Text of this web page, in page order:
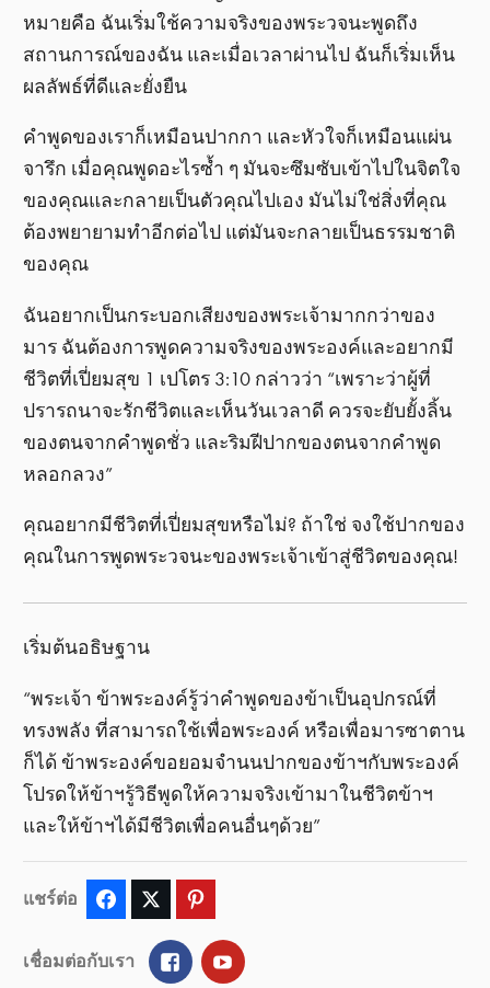
หมายคือ ฉันเริ่มใช้ความจริงของพระวจนะพูดถึง
สถานการณ์ของฉัน และเมื่อเวลาผ่านไป ฉันก็เริ่มเห็น
ผลลัพธ์ที่ดีและยั่งยืน
คำพูดของเราก็เหมือนปากกา และหัวใจก็เหมือนแผ่น
จารึก เมื่อคุณพูดอะไรซ้ำ ๆ มันจะซึมซับเข้าไปในจิตใจ
ของคุณและกลายเป็นตัวคุณไปเอง มันไม่ใช่สิ่งที่คุณ
ต้องพยายามทำอีกต่อไป แต่มันจะกลายเป็นธรรมชาติ
ของคุณ
ฉันอยากเป็นกระบอกเสียงของพระเจ้ามากกว่าของ
มาร ฉันต้องการพูดความจริงของพระองค์และอยากมี
ชีวิตที่เปี่ยมสุข 1 เปโตร 3:10 กล่าวว่า “เพราะว่าผู้ที่
ปรารถนาจะรักชีวิตและเห็นวันเวลาดี ควรจะยับยั้งลิ้น
ของตนจากคำพูดชั่ว และริมฝีปากของตนจากคำพูด
หลอกลวง”
คุณอยากมีชีวิตที่เปี่ยมสุขหรือไม่? ถ้าใช่ จงใช้ปากของ
คุณในการพูดพระวจนะของพระเจ้าเข้าสู่ชีวิตของคุณ!
เริ่มต้นอธิษฐาน
“พระเจ้า ข้าพระองค์รู้ว่าคำพูดของข้าเป็นอุปกรณ์ที่
ทรงพลัง ที่สามารถใช้เพื่อพระองค์ หรือเพื่อมารซาตาน
ก็ได้ ข้าพระองค์ขอยอมจำนนปากของข้าฯกับพระองค์
โปรดให้ข้าฯรู้วิธีพูดให้ความจริงเข้ามาในชีวิตข้าฯ
และให้ข้าฯได้มีชีวิตเพื่อคนอื่นๆด้วย”
แชร์ต่อ Facebook Twitter
เชื่อมต่อกับเรา FacebookYouTube